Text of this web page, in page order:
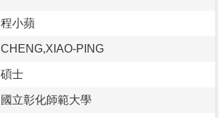
程小蘋
CHENG,XIAO-PING
碩士
國立彰化師範大學